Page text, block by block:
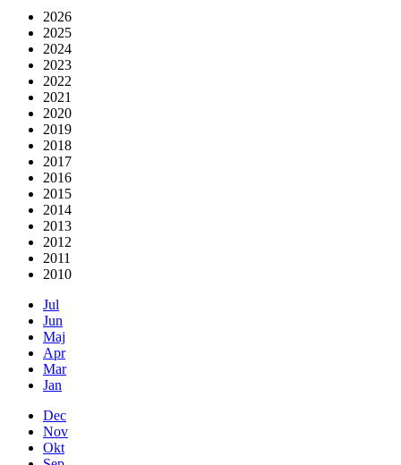
2026
2025
2024
2023
2022
2021
2020
2019
2018
2017
2016
2015
2014
2013
2012
2011
2010
Jul
Jun
Maj
Apr
Mar
Jan
Dec
Nov
Okt